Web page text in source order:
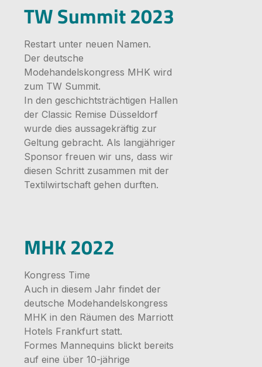
TW Summit 2023
Restart unter neuen Namen.
Der deutsche
Modehandelskongress MHK wird
zum TW Summit.
In den geschichtsträchtigen Hallen
der Classic Remise Düsseldorf
wurde dies aussagekräftig zur
Geltung gebracht. Als langjähriger
Sponsor freuen wir uns, dass wir
diesen Schritt zusammen mit der
Textilwirtschaft gehen durften.
MHK 2022
Kongress Time
Auch in diesem Jahr findet der
deutsche Modehandelskongress
MHK in den Räumen des Marriott
Hotels Frankfurt statt.
Formes Mannequins blickt bereits
auf eine über 10-jährige